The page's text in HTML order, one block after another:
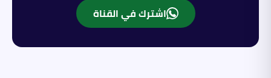
اشترك في القناة